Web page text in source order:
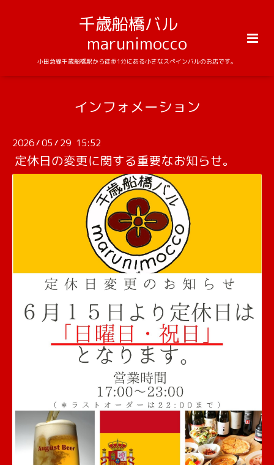
千歳船橋バル
marunimocco
小田急線千歳船橋駅から徒歩1分にある小さなスペインバルのお店です。
インフォメーション
2026/05 / 29 15:52
定休日の変更に関する重要なお知らせ。